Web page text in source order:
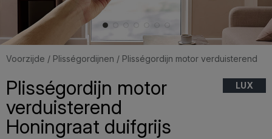
Voorzijde / Plisségordijnen / Plisségordijn motor verduisterend
Plisségordijn motor
verduisterend
Honingraat duifgrijs
LUX